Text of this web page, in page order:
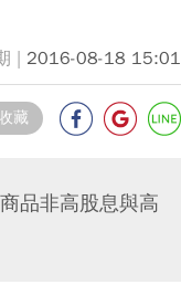
2016-08-18 15:01
藏
品非高股息與高